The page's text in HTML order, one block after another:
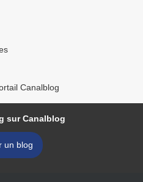
Canalblog
sur Canalblog
un blog